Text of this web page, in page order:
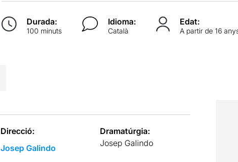
Durada:
100 minuts
Idioma:
Català
Edat:
A partir de 16
Direcció:
Josep Galindo
Dramatúrgia:
Josep Galindo